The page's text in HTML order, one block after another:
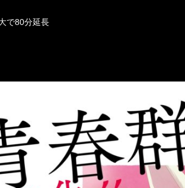
で80分延長